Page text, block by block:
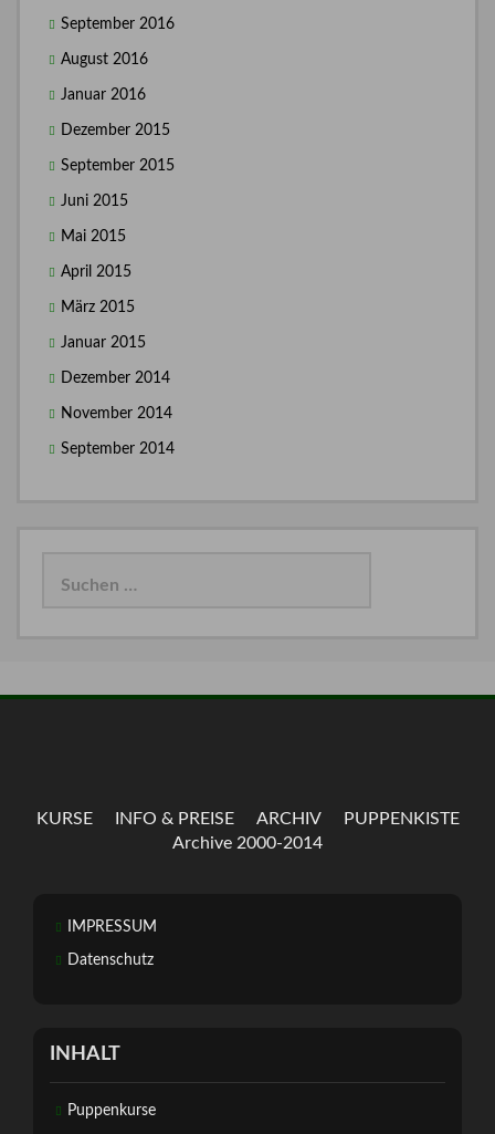
September 2016
August 2016
Januar 2016
Dezember 2015
September 2015
Juni 2015
Mai 2015
April 2015
März 2015
Januar 2015
Dezember 2014
November 2014
September 2014
KURSE INFO & PREISE ARCHIV
PUPPENKISTE
Archive 2000-2014
IMPRESSUM
Datenschutz
INHALT
Puppenkurse